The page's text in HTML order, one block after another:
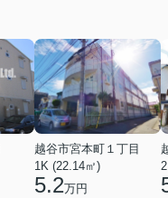
越谷市宮本町１丁目
1K (22.14㎡)
5.2万円